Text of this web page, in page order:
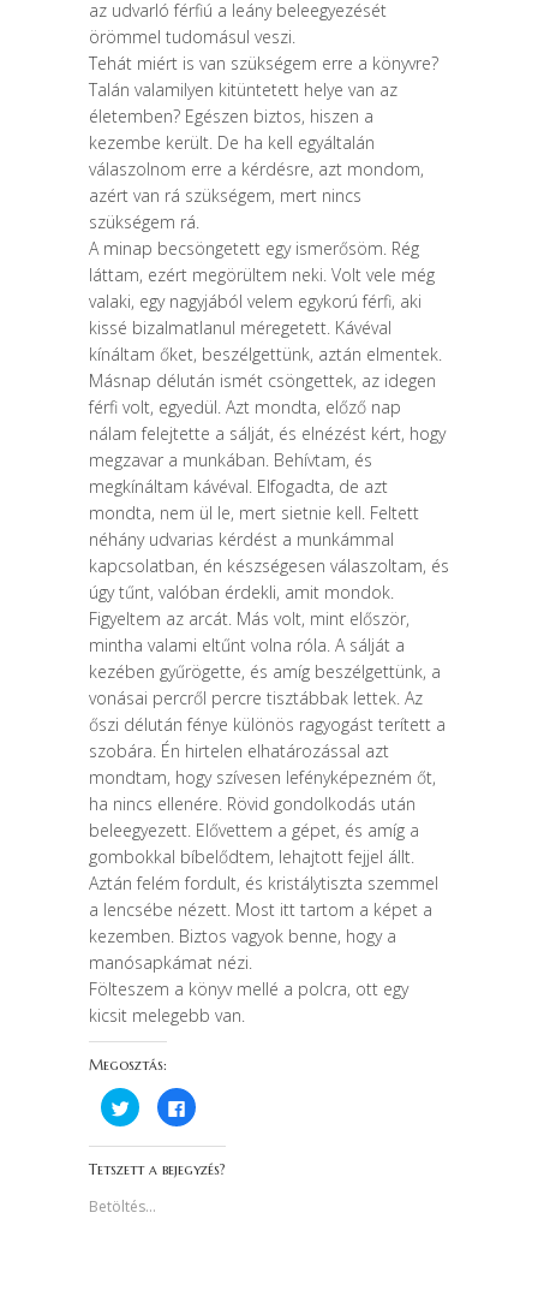
az udvarló férfiú a leány beleegyezését
örömmel tudomásul veszi.
Tehát miért is van szükségem erre a könyvre?
Talán valamilyen kitüntetett helye van az
életemben? Egészen biztos, hiszen a
kezembe került. De ha kell egyáltalán
válaszolnom erre a kérdésre, azt mondom,
azért van rá szükségem, mert nincs
szükségem rá.
A minap becsöngetett egy ismerősöm. Rég
láttam, ezért megörültem neki. Volt vele még
valaki, egy nagyjából velem egykorú férfi, aki
kissé bizalmatlanul méregetett. Kávéval
kínáltam őket, beszélgettünk, aztán elmentek.
Másnap délután ismét csöngettek, az idegen
férfi volt, egyedül. Azt mondta, előző nap
nálam felejtette a sálját, és elnézést kért, hogy
megzavar a munkában. Behívtam, és
megkínáltam kávéval. Elfogadta, de azt
mondta, nem ül le, mert sietnie kell. Feltett
néhány udvarias kérdést a munkámmal
kapcsolatban, én készségesen válaszoltam, és
úgy tűnt, valóban érdekli, amit mondok.
Figyeltem az arcát. Más volt, mint először,
mintha valami eltűnt volna róla. A sálját a
kezében gyűrögette, és amíg beszélgettünk, a
vonásai percről percre tisztábbak lettek. Az
őszi délután fénye különös ragyogást terített a
szobára. Én hirtelen elhatározással azt
mondtam, hogy szívesen lefényképezném őt,
ha nincs ellenére. Rövid gondolkodás után
beleegyezett. Elővettem a gépet, és amíg a
gombokkal bíbelődtem, lehajtott fejjel állt.
Aztán felém fordult, és kristálytiszta szemmel
a lencsébe nézett. Most itt tartom a képet a
kezemben. Biztos vagyok benne, hogy a
manósapkámat nézi.
Fölteszem a könyv mellé a polcra, ott egy
kicsit melegebb van.
Megosztás:
K
a
t
n
s
i
F
a
e
o
Tetszett a bejegyzés?
Betöltés...